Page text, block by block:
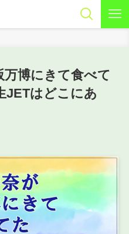
万博にきて食べて
JETはどこにあ